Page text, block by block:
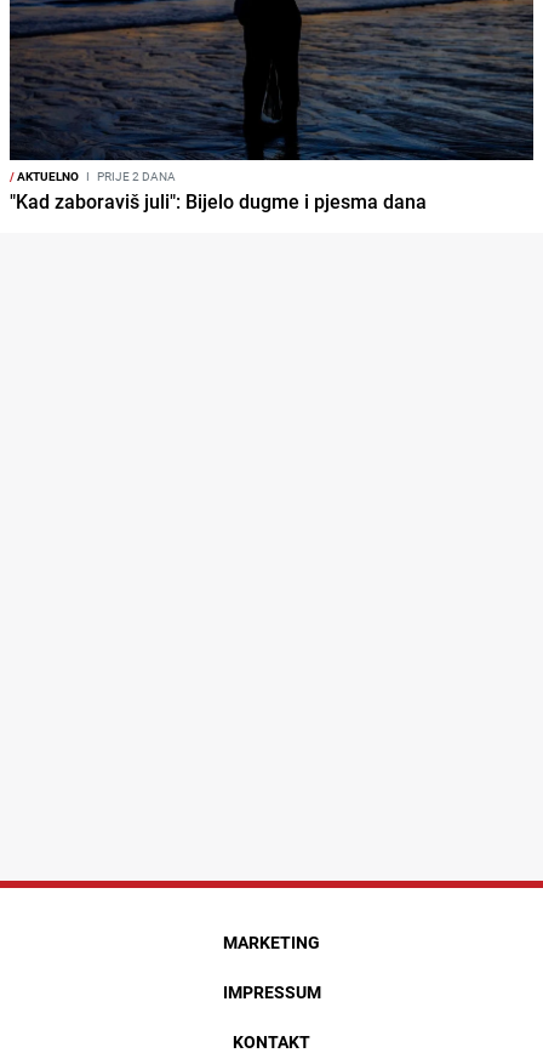
/AKTUELNO I PRIJE 2 DANA
"Kad zaboraviš juli": Bijelo dugme i pjesma dana
MARKETING
IMPRESSUM
KONTAKT